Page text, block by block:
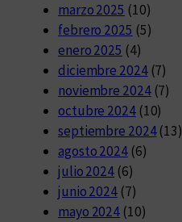
marzo 2025 (10)
febrero 2025 (5)
enero 2025 (4)
diciembre 2024(7)
noviembre 2024(7)
octubre 2024(10)
septiembre 2024(13)
agosto 2024(6)
julio 2024 (6)
junio 2024 (7)
mayo 2024 (10)